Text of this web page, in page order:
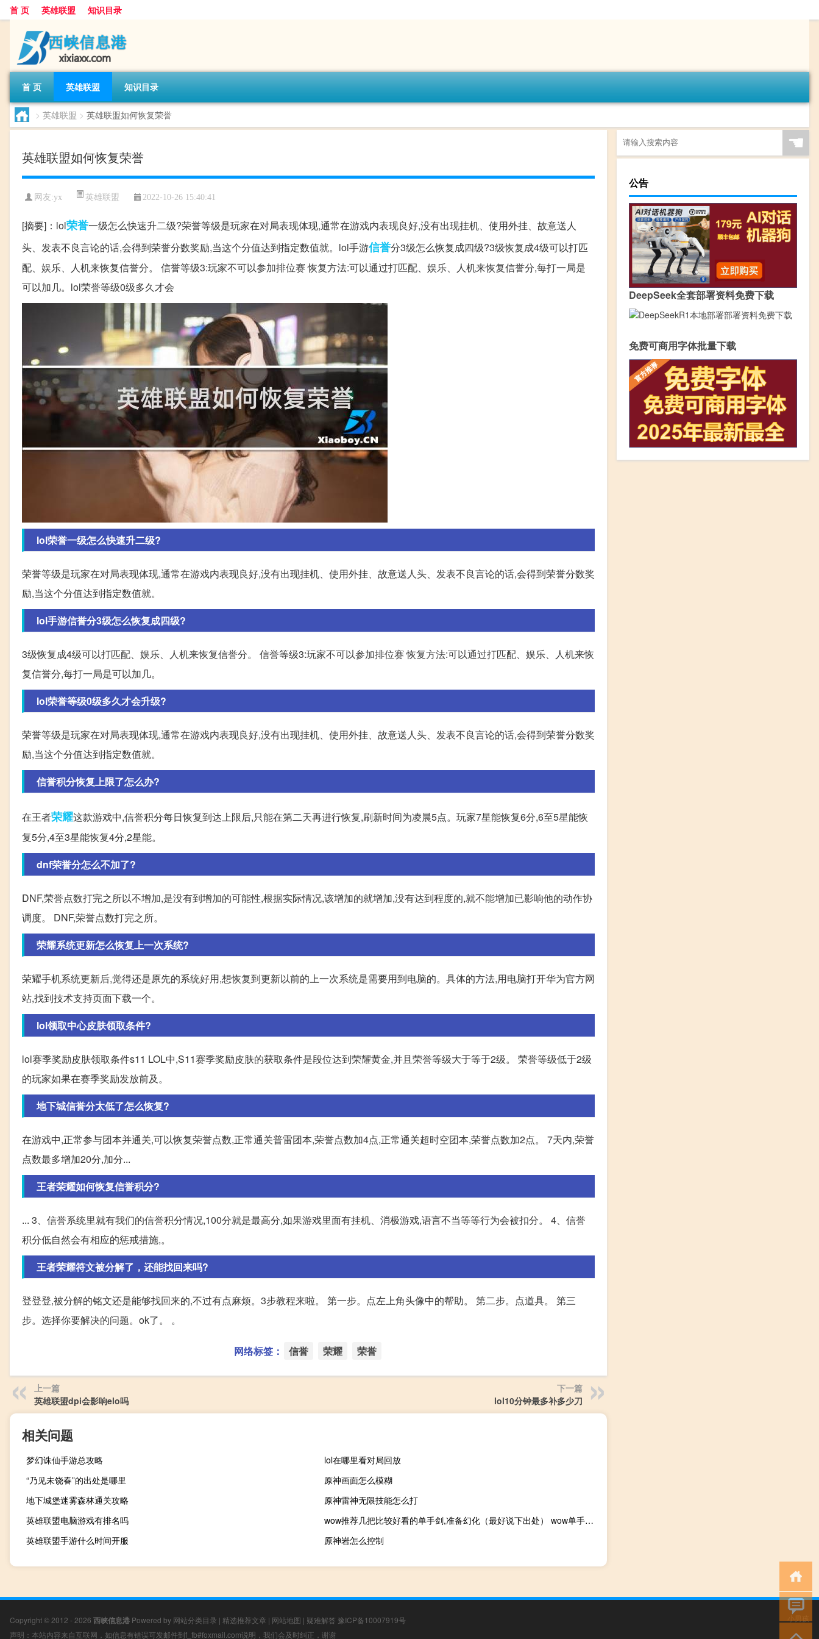
首 页 英雄联盟 知识目录
首 页 英雄联盟 知识目录
> 英雄联盟 > 英雄联盟如何恢复荣誉
英雄联盟如何恢复荣誉
网友:yx 英雄联盟 2022-10-26 15:40:41
[摘要]：lol荣誉一级怎么快速升二级?荣誉等级是玩家在对局表现体现,通常在游戏内表现良好,没有出现挂机、使用外挂、故意送人
头、发表不良言论的话,会得到荣誉分数奖励,当这个分值达到指定数值就。lol手游信誉分3级怎么恢复成四级?3级恢复成4级可以打匹
配、娱乐、人机来恢复信誉分。 信誉等级3:玩家不可以参加排位赛 恢复方法:可以通过打匹配、娱乐、人机来恢复信誉分,每打一局是
可以加几。lol荣誉等级0级多久才会
lol荣誉一级怎么快速升二级?
荣誉等级是玩家在对局表现体现,通常在游戏内表现良好,没有出现挂机、使用外挂、故意送人头、发表不良言论的话,会得到荣誉分数奖
励,当这个分值达到指定数值就。
lol手游信誉分3级怎么恢复成四级?
3级恢复成4级可以打匹配、娱乐、人机来恢复信誉分。 信誉等级3:玩家不可以参加排位赛 恢复方法:可以通过打匹配、娱乐、人机来恢
复信誉分,每打一局是可以加几。
lol荣誉等级0级多久才会升级?
荣誉等级是玩家在对局表现体现,通常在游戏内表现良好,没有出现挂机、使用外挂、故意送人头、发表不良言论的话,会得到荣誉分数奖
励,当这个分值达到指定数值就。
信誉积分恢复上限了怎么办?
在王者荣耀这款游戏中,信誉积分每日恢复到达上限后,只能在第二天再进行恢复,刷新时间为凌晨5点。玩家7星能恢复6分,6至5星能恢
复5分,4至3星能恢复4分,2星能。
dnf荣誉分怎么不加了?
DNF,荣誉点数打完之所以不增加,是没有到增加的可能性,根据实际情况,该增加的就增加,没有达到程度的,就不能增加已影响他的动作协
调度。 DNF,荣誉点数打完之所。
荣耀系统更新怎么恢复上一次系统?
荣耀手机系统更新后,觉得还是原先的系统好用,想恢复到更新以前的上一次系统是需要用到电脑的。具体的方法,用电脑打开华为官方网
站,找到技术支持页面下载一个。
lol领取中心皮肤领取条件?
lol赛季奖励皮肤领取条件s11 LOL中,S11赛季奖励皮肤的获取条件是段位达到荣耀黄金,并且荣誉等级大于等于2级。 荣誉等级低于2级
的玩家如果在赛季奖励发放前及。
地下城信誉分太低了怎么恢复?
在游戏中,正常参与团本并通关,可以恢复荣誉点数,正常通关普雷团本,荣誉点数加4点,正常通关超时空团本,荣誉点数加2点。 7天内,荣誉
点数最多增加20分,加分...
王者荣耀如何恢复信誉积分?
... 3、信誉系统里就有我们的信誉积分情况,100分就是最高分,如果游戏里面有挂机、消极游戏,语言不当等等行为会被扣分。 4、信誉
积分低自然会有相应的惩戒措施,。
王者荣耀符文被分解了，还能找回来吗?
登登登,被分解的铭文还是能够找回来的,不过有点麻烦。3步教程来啦。 第一步。点左上角头像中的帮助。 第二步。点道具。 第三
步。选择你要解决的问题。ok了。 。
网络标签： 信誉 荣耀 荣誉
上一篇
英雄联盟dpi会影响elo吗
下一篇
lol10分钟最多补多少刀
相关问题
梦幻诛仙手游总攻略
lol在哪里看对局回放
“乃见未饶春”的出处是哪里
原神画面怎么模糊
地下城堡迷雾森林通关攻略
原神雷神无限技能怎么打
英雄联盟电脑游戏有排名吗
wow推荐几把比较好看的单手剑,准备幻化（最好说下出处） wow单手剑幻化
英雄联盟手游什么时间开服
原神岩怎么控制
☚
公告
DeepSeek全套部署资料免费下载
免费可商用字体批量下载
Copyright © 2012 - 2026 西峡信息港 Powered by 网站分类目录 | 精选推荐文章 | 网站地图 | 疑难解答 豫ICP备10007919号
声明：本站内容来自互联网，如信息有错误可发邮件到f_fb#foxmail.com说明，我们会及时纠正，谢谢
小男孩